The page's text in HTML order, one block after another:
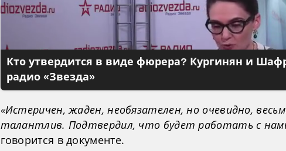
Кто утвердится в виде фюрера? Кургинян и
радио «Звезда»
«Истеричен, жаден, необязателен, но очевидно,
талантлив. Подтвердил, что будет работать с
говорится в документе.